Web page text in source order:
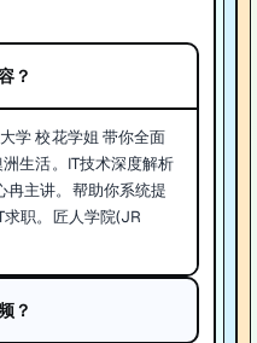
？
学 校花学姐 带你全面
生活。IT技术深度解析
冉主讲。帮助你系统提
职。匠人学院(JR
？